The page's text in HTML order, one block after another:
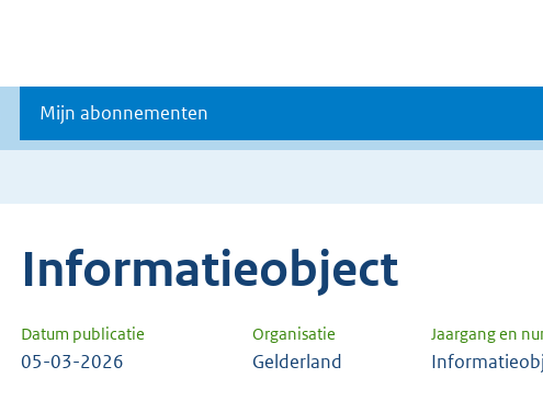
Mijn abonnementen
Informatieobject
Datum publicatie Organisatie Jaargang en
05-03-2026 Gelderland